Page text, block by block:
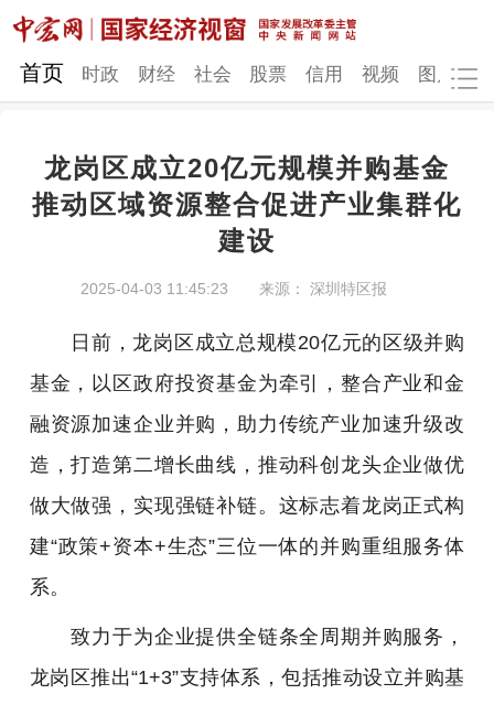
网站地图
时政 财经 社会 股票
发改动态 中宏研究 营商环境 新质生产力
地方发展
首页 时政 财经 社会 股票 信用 视频 图片
龙岗区成立20亿元规模并购基金
推动区域资源整合促进产业集群化
建设
2025-04-03 11:45:23 来源： 深圳特区报
日前，龙岗区成立总规模20亿元的区级并购
基金，以区政府投资基金为牵引，整合产业和金
融资源加速企业并购，助力传统产业加速升级改
造，打造第二增长曲线，推动科创龙头企业做优
做大做强，实现强链补链。这标志着龙岗正式构
建“政策+资本+生态”三位一体的并购重组服务体
系。
致力于为企业提供全链条全周期并购服务，
龙岗区推出“1+3”支持体系，包括推动设立并购基